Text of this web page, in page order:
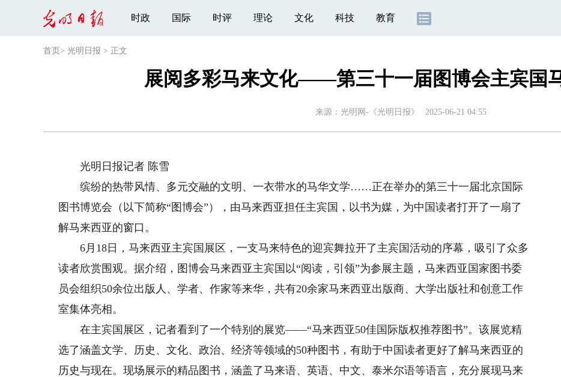
时政 国际 时评 理论 文化 科技 教育
首页 > 光明日报 > 正文
展阅多彩马来文化——第三十一届图博会主宾国
来源： 光明网-《光明日报》 2025-06-21 04:55
光明日报记者 陈雪
缤纷的热带风情、多元交融的文明、一衣带水的马华文学……正在举办的第三十一届北京国际
图书博览会（以下简称“图博会”），由马来西亚担任主宾国，以书为媒，为中国读者打开了一扇了
解马来西亚的窗口。
6月18日，马来西亚主宾国展区，一支马来特色的迎宾舞拉开了主宾国活动的序幕，吸引了众多
读者欣赏围观。据介绍，图博会马来西亚主宾国以“阅读，引领”为参展主题，马来西亚国家图书委
员会组织50余位出版人、学者、作家等来华，共有20余家马来西亚出版商、大学出版社和创意工作
室集体亮相。
在主宾国展区，记者看到了一个特别的展览——“马来西亚50佳国际版权推荐图书”。该展览精
选了涵盖文学、历史、文化、政治、经济等领域的50种图书，有助于中国读者更好了解马来西亚的
历史与现在。现场展示的精品图书，涵盖了马来语、英语、中文、泰米尔语等语言，充分展现马来